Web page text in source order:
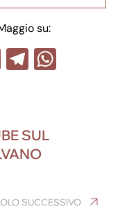
su:
Pi
e
st
T
gr
a
p
SUL
SUCCESSIVO